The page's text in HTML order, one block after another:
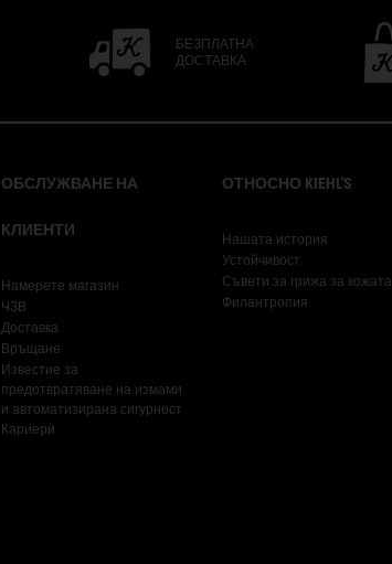
БЕЗПЛАТНА
ДОСТАВКА
ОБСЛУЖВАНЕ НА
КЛИЕНТИ
Намерете магазин
ЧЗВ
Доставка
Връщане
Известие за
предотвратяване на измами
и автоматизирана сигурност
Кариери
ОТНОСНО KIEHL'S
Нашата история
Устойчивост
Съвети за грижа за кожата
Филантропия